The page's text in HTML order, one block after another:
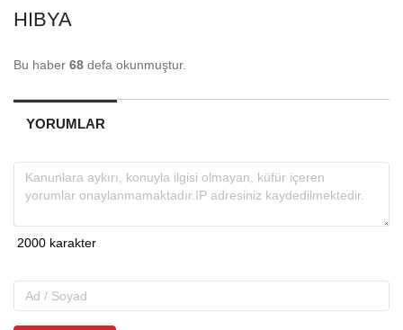
HIBYA
Bu haber 68 defa okunmuştur.
YORUMLAR